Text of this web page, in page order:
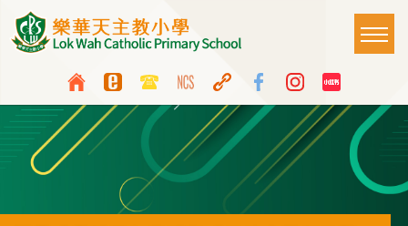
移至主內容
Top
Media
Icon
Button
Language
switcher
Main